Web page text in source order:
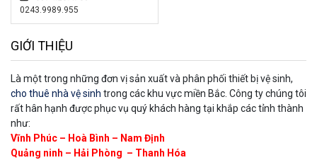
0243.9989.955
GIỚI THIỆU
Là một trong những đơn vị sản xuất và phân phối thiết bị vệ sinh,
cho thuê nhà vệ sinh trong các khu vực miền Bắc. Công ty chúng tôi
rất hân hạnh được phục vụ quý khách hàng tại khắp các tỉnh thành
như:
Vĩnh Phúc – Hoà Bình – Nam Định
Quảng ninh – Hải Phòng – Thanh Hóa